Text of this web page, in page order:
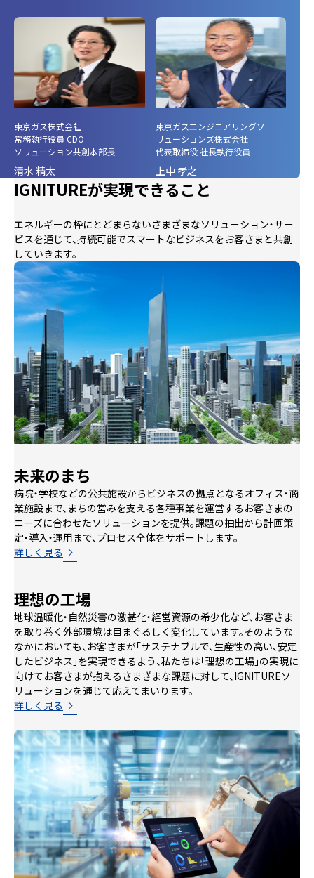
東京ガス株式会社
常務執行役員 CDO
ソリューション共創本部長
清水 精太
東京ガスエンジニアリングソ
リューションズ株式会社
代表取締役 社長執行役員
上中 孝之
IGNITUREが実現できること
エネルギーの枠にとどまらないさまざまなソリューション・サー
ビスを通じて、持続可能でスマートなビジネスをお客さまと共創
していきます。
未来のまち
病院・学校などの公共施設からビジネスの拠点となるオフィス・商
業施設まで、まちの営みを支える各種事業を運営するお客さまの
ニーズに合わせたソリューションを提供。課題の抽出から計画策
定・導入・運用まで、プロセス全体をサポートします。
詳しく見る
理想の工場
地球温暖化・自然災害の激甚化・経営資源の希少化など、お客さま
を取り巻く外部環境は目まぐるしく変化しています。そのような
なかにおいても、お客さまが「サステナブルで、生産性の高い、安定
したビジネス」を実現できるよう、私たちは「理想の工場」の実現に
向けてお客さまが抱えるさまざまな課題に対して、IGNITUREソ
リューションを通じて応えてまいります。
詳しく見る